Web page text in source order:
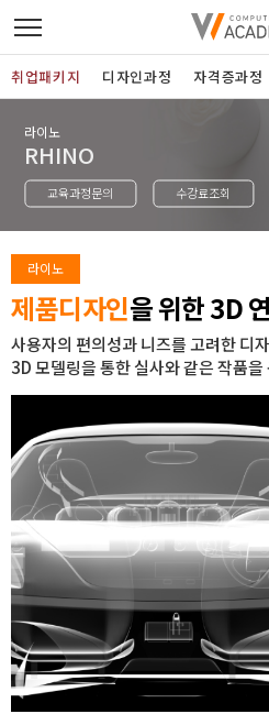
디자인정규과정
디자인단과과정
게임과정
자격증과정
커뮤니티
취업패키지
취업지원센터
고객상담센터
아카데미소개
지점별 홈페이지
취업패키지 디자인과정 자격증과정
라이노
RHINO
교육과정문의 수강료조회
라이노
제품디자인을 위한 3D
사용자의 편의성과 니즈를 고려한 디
3D 모델링을 통한 실사와 같은 작품을